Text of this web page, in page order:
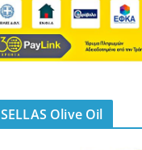
SELLAS Olive Oil